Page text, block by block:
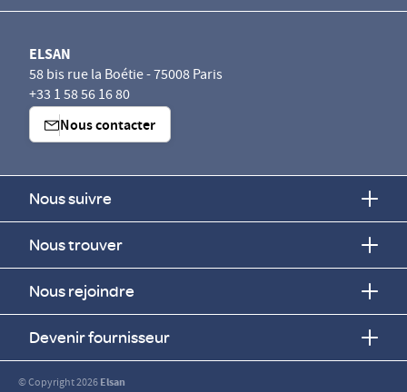
ELSAN
58 bis rue la Boétie - 75008 Paris
+33 1 58 56 16 80
Nous contacter
Nous suivre
Nous trouver
Nous rejoindre
Devenir fournisseur
© Copyright 2026Elsan